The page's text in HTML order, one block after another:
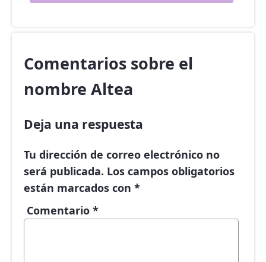
Comentarios sobre el
nombre Altea
Deja una respuesta
Tu dirección de correo electrónico no
será publicada. Los campos obligatorios
están marcados con *
Comentario *